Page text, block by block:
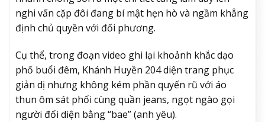
nghi vấn cặp đôi đang bí mật hẹn hò và ngầm khẳng
định chủ quyền với đối phương.
Cụ thể, trong đoạn video ghi lại khoảnh khắc dạo
phố buổi đêm, Khánh Huyền 204 diện trang phục
giản dị nhưng không kém phần quyến rũ với áo
thun ôm sát phối cùng quần jeans, ngọt ngào gọi
người đối diện bằng “bae” (anh yêu).